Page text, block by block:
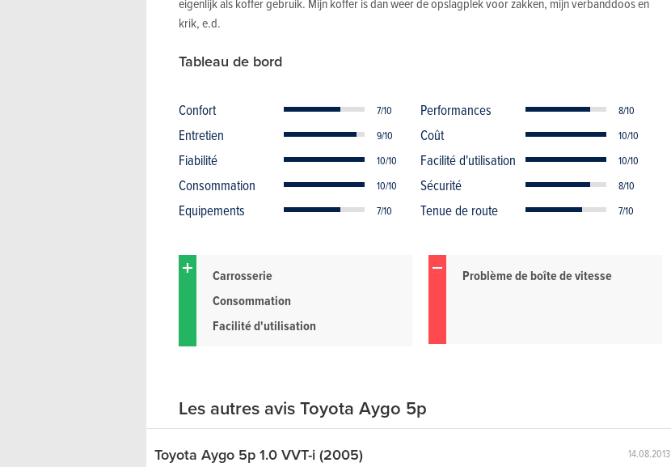
eigenlijk als koffer gebruik. Mijn koffer is dan weer de opslagplek voor zakken, mijn verbanddoos en
krik, e.d.
Tableau de bord
Confort 7/10 Performances 8/10
Entretien 9/10 Coût 10/10
Fiabilité 10/10 Facilité d'utilisation 10/10
Consommation 10/10 Sécurité 8/10
Equipements 7/10 Tenue de route 7/10
Carrosserie
Consommation
Facilité d'utilisation
Problème de boîte de vitesse
Les autres avis Toyota Aygo 5p
14.08.2013
Toyota Aygo 5p 1.0 VVT-i (2005)